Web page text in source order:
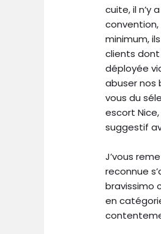
cuite, il n’y
minimum,
clients dont
déployée
abuser nos
vous du
escort
suggestif
J’vous
reconnue
bravissimo
en